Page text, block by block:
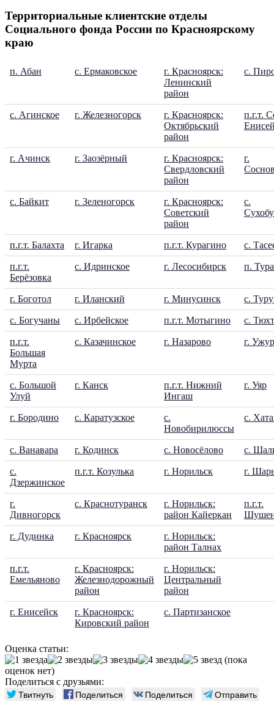
Территориальные клиентские отделы
Социального фонда России по Красноярскому
краю
п. Абан с. Ермаковское
г. Красноярск:
Ленинский
район
с.
с. Агинское г. Железногорск
г. Красноярск:
Октябрьский
район
п.г.т.
г. Ачинск г. Заозёрный
г. Красноярск:
Свердловский
район
г.
с. Байкит г. Зеленогорск
г. Красноярск:
Советский
район
с.
п.г.т. Балахта г. Игарка п.г.т. Курагино с.
п.г.т.
Берёзовка
с. Идринское г. Лесосибирск п. Тура
г. Боготол г. Иланский г. Минусинск с.
с. Богучаны с. Ирбейское п.г.т. Мотыгино с.
п.г.т.
Большая
Мурта
с. Казачинское г. Назарово г. Ужур
с. Большой
Улуй
г. Канск
п.г.т. Нижний
Ингаш
г. Уяр
г. Бородино с. Каратузское
с.
Новобирилюссы
с.
с. Ванавара г. Кодинск с. Новосёлово с.
с.
Дзержинское
п.г.т. Козулька г. Норильск г.
г.
Дивногорск
с. Краснотуранск
г. Норильск:
район Кайеркан
п.г.т.
г. Дудинка г. Красноярск
г. Норильск:
район Талнах
п.г.т.
Емельяново
г. Красноярск:
Железнодорожный
район
г. Норильск:
Центральный
район
г. Енисейск
г. Красноярск:
Кировский район
с. Партизанское
Оценка статьи:
(пока
оценок нет)
Поделиться с друзьями:
Твитнуть Поделиться Поделиться
Отправить